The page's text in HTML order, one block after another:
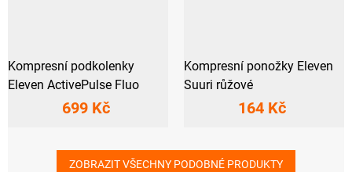
Kompresní podkolenky
Eleven ActivePulse Fluo
699 Kč
Kompresní ponožky Eleven
Suuri růžové
164 Kč
ZOBRAZIT VŠECHNY PODOBNÉ PRODUKTY